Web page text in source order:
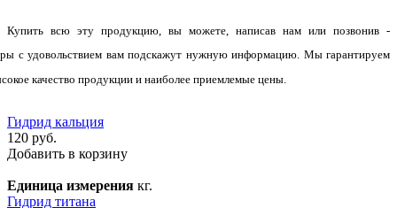
Купить всю эту продукцию, вы можете, написав нам или позвонив -
с удовольствием вам подскажут нужную информацию. Мы гарантируем
качество продукции и наиболее приемлемые цены.
Гидрид кальция
120 руб.
Добавить в корзину
Единица измерения кг.
Гидрид титана